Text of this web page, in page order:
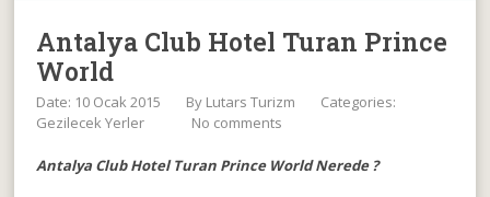
Antalya Club Hotel Turan Prince
World
Date: 10 Ocak 2015 By Lutars Turizm
Categories:
Gezilecek Yerler
No comments
Antalya Club Hotel Turan Prince World Nerede ?